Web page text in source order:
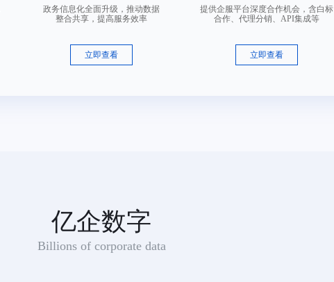
政务信息化全面升级，推动数据
整合共享，提高服务效率
立即查看
提供企服平台深度合作机会，含白标
合作、代理分销、API集成等
立即查看
亿企数字
Billions of corporate data